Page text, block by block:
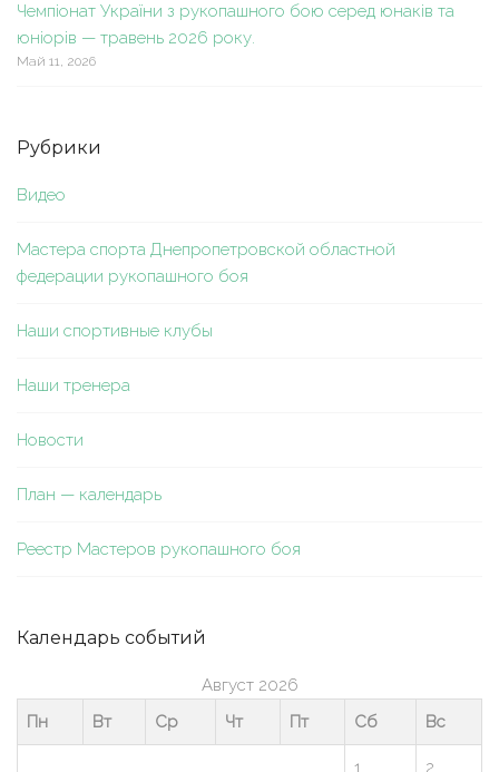
Чемпіонат України з рукопашного бою серед юнаків та
юніорів — травень 2026 року.
Май 11, 2026
Рубрики
Видео
Мастера спорта Днепропетровской областной
федерации рукопашного боя
Наши спортивные клубы
Наши тренера
Новости
План — календарь
Реестр Мастеров рукопашного боя
Календарь событий
Август 2026
Пн
Вт Ср Чт Пт Сб Вс
1 2